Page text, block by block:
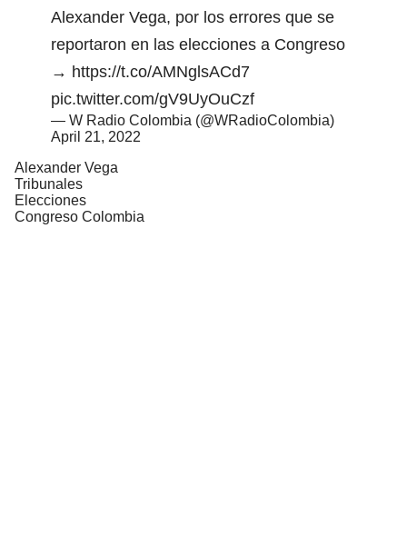
Alexander Vega, por los errores que se
reportaron en las elecciones a Congreso
→ https://t.co/AMNglsACd7
pic.twitter.com/gV9UyOuCzf
— W Radio Colombia (@WRadioColombia)
April 21, 2022
Alexander Vega
Tribunales
Elecciones
Congreso Colombia